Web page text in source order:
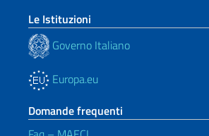
Le Istituzioni
Governo Italiano
Europa.eu
Domande frequenti